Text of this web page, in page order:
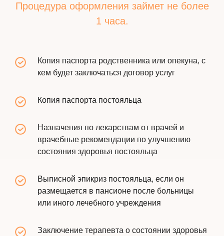
Процедура оформления займет не более
1 часа.
Копия паспорта родственника или опекуна, с
кем будет заключаться договор услуг
Копия паспорта постояльца
Назначения по лекарствам от врачей и
врачебные рекомендации по улучшению
состояния здоровья постояльца
Выписной эпикриз постояльца, если он
размещается в пансионе после больницы
или иного лечебного учреждения
Заключение терапевта о состоянии здоровья